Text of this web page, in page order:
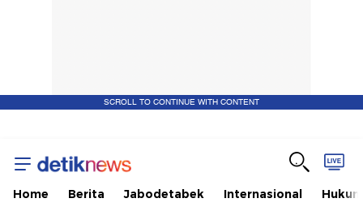
SCROLL TO CONTINUE WITH CONTENT
Home Berita Jabodetabek Internasional Hukum